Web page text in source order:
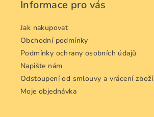
v
y
Informace pro vás
Jak nakupovat
Obchodní podmínky
Podmínky ochrany osobních údajů
Napište nám
Odstoupení od smlouvy a vrácení zboží
Moje objednávka